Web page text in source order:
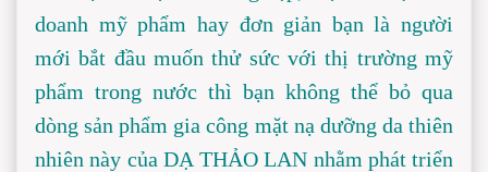
doanh mỹ phẩm hay đơn giản bạn là người
mới bắt đầu muốn thử sức với thị trường mỹ
phẩm trong nước thì bạn không thể bỏ qua
dòng sản phẩm gia công mặt nạ dưỡng da thiên
nhiên này của DẠ THẢO LAN nhằm phát triển